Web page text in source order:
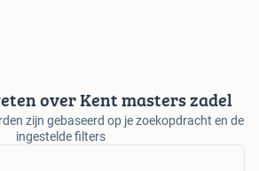
over Kent masters zadel
zijn gebaseerd op je zoekopdracht en de
ingestelde filters